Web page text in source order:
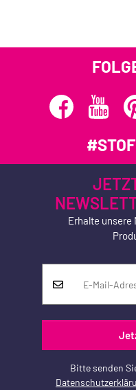
Erhalte unsere
Bitte senden